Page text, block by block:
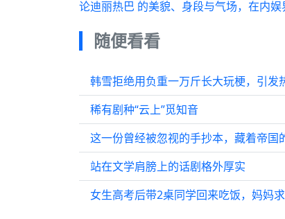
论迪丽热巴 的美貌、身段与气场，在内娱
随便看看
稀有剧种“云上”觅知音
站在文学肩膀上的话剧格外厚实